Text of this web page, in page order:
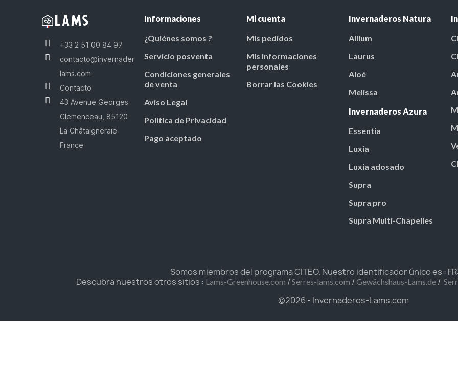
+33 2 51 00 84 97
contacto@invernaderos-
lams.com
Contacto
43 Avenue Georges
Clemenceau, 85120
La Châtaigneraie
France
Informaciones
¿Quiénes somos ?
Servicio posventa
Condiciones generales
de venta
Aviso Legal
Política de Privacidad
Pago aceptado
Mi cuenta
Mis pedidos
Mis informaciones
personales
Borrar las Cookies
Invernaderos Natura
Allium
Laurus
Aloé
Melissa
Invernaderos Azura
Essentia
Luxia
Luxia adosado
Supra
Supra pro
Supra Multi-Chapelles
Somos miembros del programa CITEO. Nuestro identificador único es :
Descubra nuestros otros sitios : Lams-Greenhouse.com /Serres-lams.com /Gewächshaus-Lams.de /
©2026 - Invernaderos-Lams.com